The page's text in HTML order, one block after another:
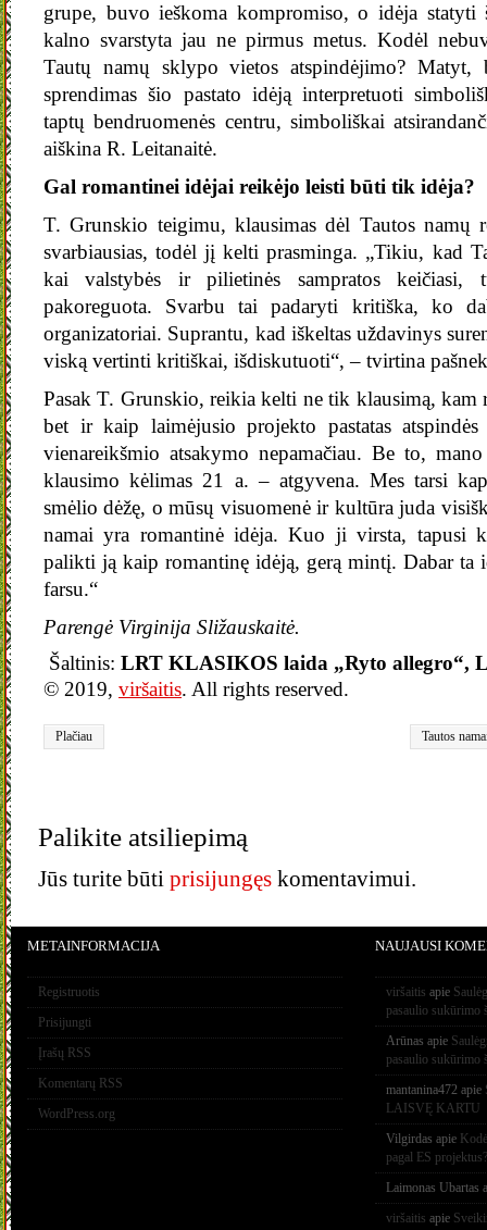
grupe, buvo ieškoma kompromiso, o idėja statyti
kalno svarstyta jau ne pirmus metus. Kodėl
Tautų namų sklypo vietos atspindėjimo? Matyt,
sprendimas šio pastato idėją interpretuoti
taptų bendruomenės centru, simboliškai
aiškina R. Leitanaitė.
Gal romantinei idėjai reikėjo leisti būti tik idėja?
T. Grunskio teigimu, klausimas dėl Tautos namų
svarbiausias, todėl jį kelti prasminga. „Tikiu, kad
kai valstybės ir pilietinės sampratos
pakoreguota. Svarbu tai padaryti kritiška, ko
organizatoriai. Suprantu, kad iškeltas uždavinys
viską vertinti kritiškai, išdiskutuoti“, – tvirtina
Pasak T. Grunskio, reikia kelti ne tik klausimą, kam
bet ir kaip laimėjusio projekto pastatas
vienareikšmio atsakymo nepamačiau. Be to,
klausimo kėlimas 21 a. – atgyvena. Mes tarsi
smėlio dėžę, o mūsų visuomenė ir kultūra juda
namai yra romantinė idėja. Kuo ji virsta, tapusi
palikti ją kaip romantinę idėją, gerą mintį. Dabar ta
farsu.“
Parengė Virginija Sližauskaitė.
Šaltinis: LRT KLASIKOS laida „Ryto allegro“,
© 2019, viršaitis. All rights reserved.
Plačiau Tautos
Palikite atsiliepimą
Jūs turite būti prisijungęs komentavimui.
METAINFORMACIJA
Registruotis
Prisijungti
Įrašų RSS
Komentarų RSS
WordPress.org
NAUJAUSI
viršaitis apie
pasaulio sukūrimo
Arūnas apie
pasaulio sukūrimo
mantanina472 apie
LAISVĘ KARTU
Vilgirdas apie
pagal ES projektus?
Laimonas Ubartas
viršaitis apie